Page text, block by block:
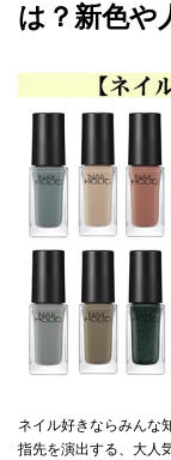
は？新色や
ネイル好きならみんな
指先を演出する、大人